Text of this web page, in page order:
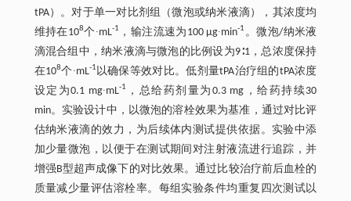
tPA）。对于单一对比剂组（微泡或纳米液滴），其浓度均
维持在108个∙mL-1 ，输注流速为100 μg∙min-1 。微泡/纳米液
滴混合组中，纳米液滴与微泡的比例设为9∶1，总浓度保持
在108个∙mL-1 以确保等效对比。低剂量tPA治疗组的tPA浓度
设定为0.1 mg∙mL-1
，总给药剂量为0.3 mg，给药持续30
min。实验设计中，以微泡的溶栓效果为基准，通过对比评
估纳米液滴的效力，为后续体内测试提供依据。实验中添
加少量微泡，以便于在测试期间对注射液流进行追踪，并
增强B型超声成像下的对比效果。通过比较治疗前后血栓的
质量减少量评估溶栓率。每组实验条件均重复四次测试以